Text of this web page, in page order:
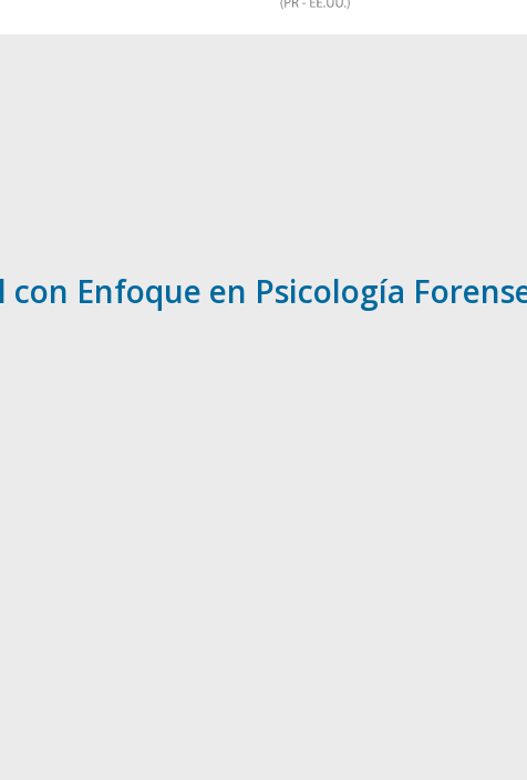
Enfoque en Psicología